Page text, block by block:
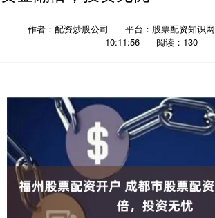
作者：配资炒股公司 平台：股票配资知识网
10:11:56
阅读：130